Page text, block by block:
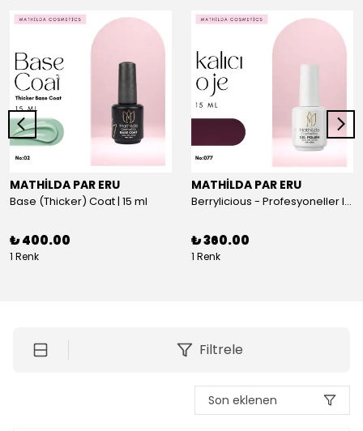
MATHİLDA PAR ERU
Base (Thicker) Coat | 15 ml
₺ 400.00
1 Renk
MATHİLDA PAR ERU
Berrylicious - Profesyoneller Için Yüksek Pigmentasyonlu UV/LED Oje 15ml
₺ 360.00
1 Renk
Filtrele
Son eklenen